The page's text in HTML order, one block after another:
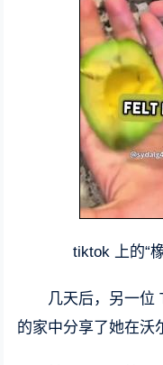
tiktok 上的“
几天后，另一位
的家中分享了她在沃